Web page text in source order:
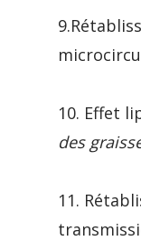
10. Effet
des
11.